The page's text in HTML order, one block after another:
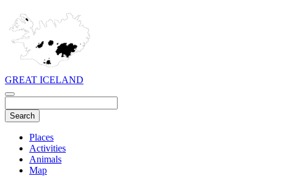
GREAT ICELAND
Places
Activities
Animals
Map